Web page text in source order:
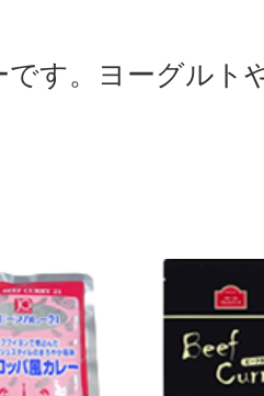
す。ヨーグルト